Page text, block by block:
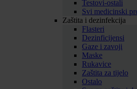
Testovi-ostali
Svi medicinski
Zaštita i dezinfekcija
Flasteri
Dezinficijensi
Gaze i zavoji
Maske
Rukavice
Zaštita za tijelo
Ostalo